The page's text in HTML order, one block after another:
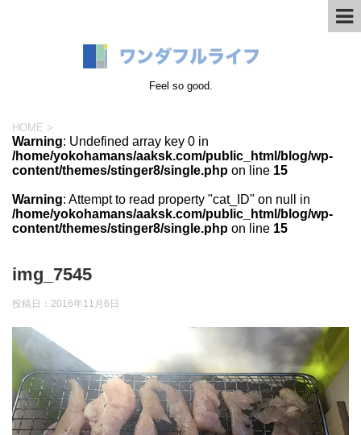
Feel so good.
HOME >
Warning: Undefined array key 0 in
/home/yokohamans/aaksk.com/public_html/blog/wp-
content/themes/stinger8/single.php on line 15
Warning: Attempt to read property "cat_ID" on null in
/home/yokohamans/aaksk.com/public_html/blog/wp-
content/themes/stinger8/single.php on line 15
img_7545
投稿日： 2016年11月6日